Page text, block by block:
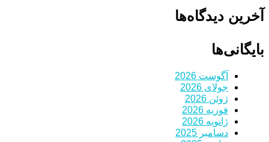
آخرین دیدگاه‌ها
بایگانی‌ها
آگوست 2026
جولای 2026
ژوئن 2026
فوریه 2026
ژانویه 2026
دسامبر 2025